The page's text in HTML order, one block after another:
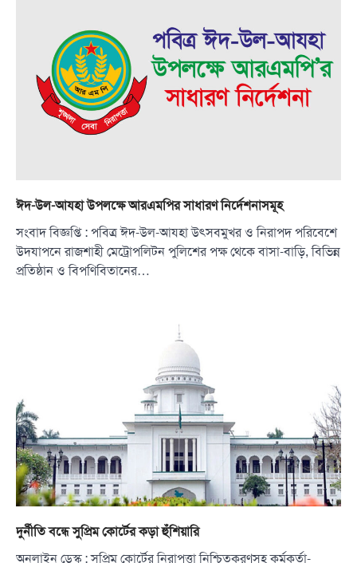
ঈদ-উল-আযহা উপলক্ষে আরএমপির সাধারণ নির্দেশনাসমূহ
সংবাদ বিজ্ঞপ্তি : পবিত্র ঈদ-উল-আযহা উৎসবমুখর ও নিরাপদ পরিবেশে
উদযাপনে রাজশাহী মেট্রোপলিটন পুলিশের পক্ষ থেকে বাসা-বাড়ি, বিভিন্ন
প্রতিষ্ঠান ও বিপণিবিতানের…
দুর্নীতি বন্ধে সুপ্রিম কোর্টের কড়া হুঁশিয়ারি
অনলাইন ডেস্ক : সুপ্রিম কোর্টের নিরাপত্তা নিশ্চিতকরণসহ কর্মকর্তা-